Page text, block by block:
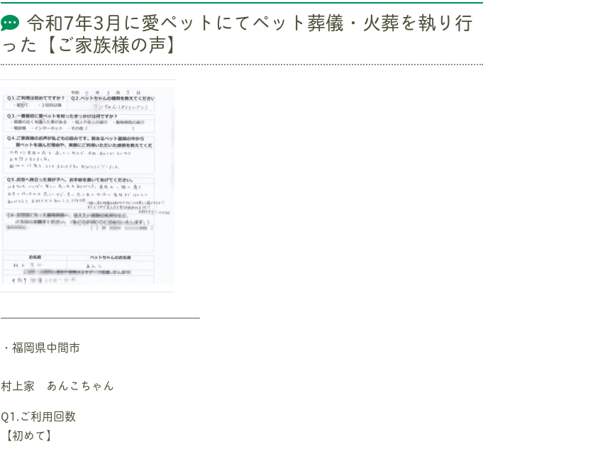
令和7年3月に愛ペットにてペット葬儀・火葬を執り行
った【ご家族様の声】
—————————————————–
・福岡県中間市
村上家 あんこちゃん
Q1.ご利用回数
【初めて】